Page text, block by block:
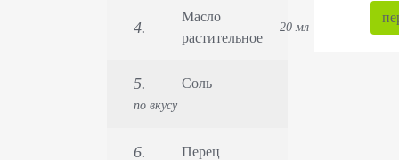
Масло
растительное
20 мл
Соль
по вкусу
Перец